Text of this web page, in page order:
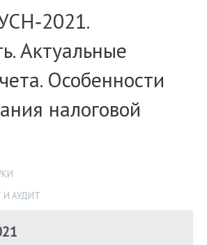
Актуальные
Особенности
налоговой
И АУДИТ